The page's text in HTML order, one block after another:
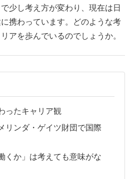
少し考え方が変わり、現在は日
携わっています。どのような考
アを歩んでいるのでしょうか。
ったキャリア観
リンダ・ゲイツ財団で国際
くか」は考えても意味がな